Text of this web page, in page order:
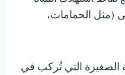
(مثل الحمامات،
التي تُركب في